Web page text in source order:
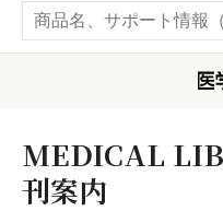
MEDICAL
刊案内